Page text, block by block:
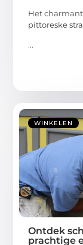
Het
pittoreske
...
WINKELEN
Ontdek
prachtige